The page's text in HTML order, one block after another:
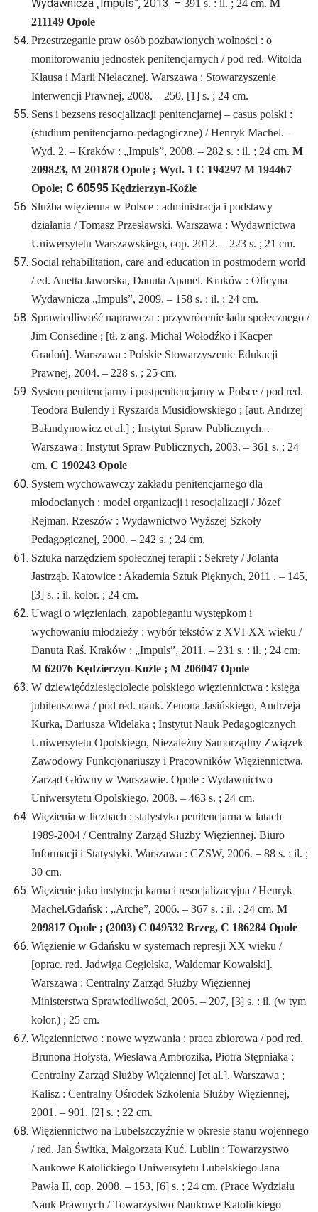
Wydawnicza „Impuls”, 2013. – 391 s. : il. ; 24 cm. M
211149 Opole
Przestrzeganie praw osób pozbawionych wolności : o
monitorowaniu jednostek penitencjarnych / pod red. Witolda
Klausa i Marii Niełacznej. Warszawa : Stowarzyszenie
Interwencji Prawnej, 2008. – 250, [1] s. ; 24 cm.
Sens i bezsens resocjalizacji penitencjarnej – casus polski :
(studium penitencjarno-pedagogiczne) / Henryk Machel. –
Wyd. 2. – Kraków : „Impuls”, 2008. – 282 s. : il. ; 24 cm. M
209823, M 201878 Opole ; Wyd. 1 C 194297 M 194467
Opole; C 60595 Kędzierzyn-Koźle
Służba więzienna w Polsce : administracja i podstawy
działania / Tomasz Przesławski. Warszawa : Wydawnictwa
Uniwersytetu Warszawskiego, cop. 2012. – 223 s. ; 21 cm.
Social rehabilitation, care and education in postmodern world
/ ed. Anetta Jaworska, Danuta Apanel. Kraków : Oficyna
Wydawnicza „Impuls”, 2009. – 158 s. : il. ; 24 cm.
Sprawiedliwość naprawcza : przywrócenie ładu społecznego /
Jim Consedine ; [tł. z ang. Michał Wołodźko i Kacper
Gradoń]. Warszawa : Polskie Stowarzyszenie Edukacji
Prawnej, 2004. – 228 s. ; 25 cm.
System penitencjarny i postpenitencjarny w Polsce / pod red.
Teodora Bulendy i Ryszarda Musidłowskiego ; [aut. Andrzej
Bałandynowicz et al.] ; Instytut Spraw Publicznych. .
Warszawa : Instytut Spraw Publicznych, 2003. – 361 s. ; 24
cm. C 190243 Opole
System wychowawczy zakładu penitencjarnego dla
młodocianych : model organizacji i resocjalizacji / Józef
Rejman. Rzeszów : Wydawnictwo Wyższej Szkoły
Pedagogicznej, 2000. – 242 s. ; 24 cm.
Sztuka narzędziem społecznej terapii : Sekrety / Jolanta
Jastrząb. Katowice : Akademia Sztuk Pięknych, 2011 . – 145,
[3] s. : il. kolor. ; 24 cm.
Uwagi o więzieniach, zapobieganiu występkom i
wychowaniu młodzieży : wybór tekstów z XVI-XX wieku /
Danuta Raś. Kraków : „Impuls”, 2011. – 231 s. : il. ; 24 cm.
M 62076 Kędzierzyn-Koźle ; M 206047 Opole
W dziewięćdziesięciolecie polskiego więziennictwa : księga
jubileuszowa / pod red. nauk. Zenona Jasińskiego, Andrzeja
Kurka, Dariusza Widelaka ; Instytut Nauk Pedagogicznych
Uniwersytetu Opolskiego, Niezależny Samorządny Związek
Zawodowy Funkcjonariuszy i Pracowników Więziennictwa.
Zarząd Główny w Warszawie. Opole : Wydawnictwo
Uniwersytetu Opolskiego, 2008. – 463 s. ; 24 cm.
Więzienia w liczbach : statystyka penitencjarna w latach
1989-2004 / Centralny Zarząd Służby Więziennej. Biuro
Informacji i Statystyki. Warszawa : CZSW, 2006. – 88 s. : il. ;
30 cm.
Więzienie jako instytucja karna i resocjalizacyjna / Henryk
Machel.Gdańsk : „Arche”, 2006. – 367 s. : il. ; 24 cm. M
209817 Opole ; (2003) C 049532 Brzeg, C 186284 Opole
Więzienie w Gdańsku w systemach represji XX wieku /
[oprac. red. Jadwiga Cegielska, Waldemar Kowalski].
Warszawa : Centralny Zarząd Służby Więziennej
Ministerstwa Sprawiedliwości, 2005. – 207, [3] s. : il. (w tym
kolor.) ; 25 cm.
Więziennictwo : nowe wyzwania : praca zbiorowa / pod red.
Brunona Hołysta, Wiesława Ambrozika, Piotra Stępniaka ;
Centralny Zarząd Służby Więziennej [et al.]. Warszawa ;
Kalisz : Centralny Ośrodek Szkolenia Służby Więziennej,
2001. – 901, [2] s. ; 22 cm.
Więziennictwo na Lubelszczyźnie w okresie stanu wojennego
/ red. Jan Świtka, Małgorzata Kuć. Lublin : Towarzystwo
Naukowe Katolickiego Uniwersytetu Lubelskiego Jana
Pawła II, cop. 2008. – 153, [6] s. ; 24 cm. (Prace Wydziału
Nauk Prawnych / Towarzystwo Naukowe Katolickiego